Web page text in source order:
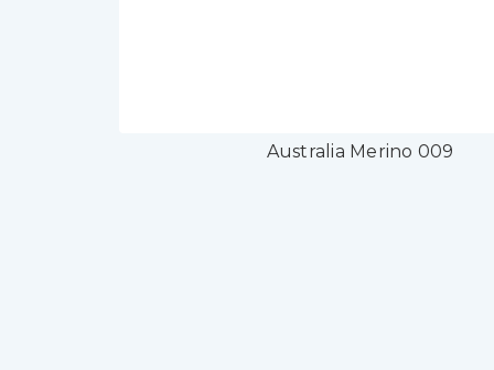
Australia Merino 009